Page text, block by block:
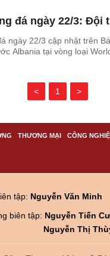
đá ngày 22/3: Đội
ngày 22/3 cập nhật trên
Albania tại vòng loại
< 1 >
THƯƠNG MẠI CÔNG
tập: Nguyễn Văn Minh
biên tập: Nguyễn Tiến
Nguyễn Thị